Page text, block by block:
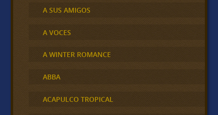
A SUS AMIGOS
A VOCES
A WINTER ROMANCE
ABBA
ACAPULCO TROPICAL